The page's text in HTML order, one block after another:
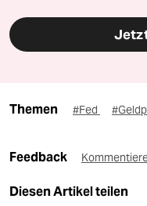
Themen #Fed
Feedback
Diesen Artikel teilen